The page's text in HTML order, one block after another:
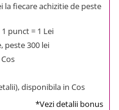
la fiecare achizitie de peste
punct = 1 Lei
peste 300 lei
disponibila in Cos
*Vezi detalii bonus